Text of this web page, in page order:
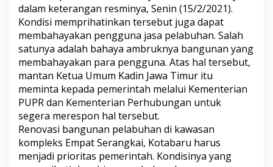
k
a
n
,
K
e
t
u
D
P
D
R
I
M
dalam keterangan resminya, Senin (15/2/2021).
Kondisi memprihatinkan tersebut juga dapat
membahayakan pengguna jasa pelabuhan. Salah
satunya adalah bahaya ambruknya bangunan yang
membahayakan para pengguna. Atas hal tersebut,
mantan Ketua Umum Kadin Jawa Timur itu
meminta kepada pemerintah melalui Kementerian
PUPR dan Kementerian Perhubungan untuk
segera merespon hal tersebut.
Renovasi bangunan pelabuhan di kawasan
kompleks Empat Serangkai, Kotabaru harus
menjadi prioritas pemerintah. Kondisinya yang